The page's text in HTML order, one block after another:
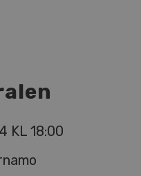
KL 18:00